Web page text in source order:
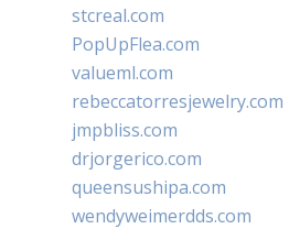
stcreal.com
PopUpFlea.com
valueml.com
rebeccatorresjewelry.com
jmpbliss.com
drjorgerico.com
queensushipa.com
wendyweimerdds.com